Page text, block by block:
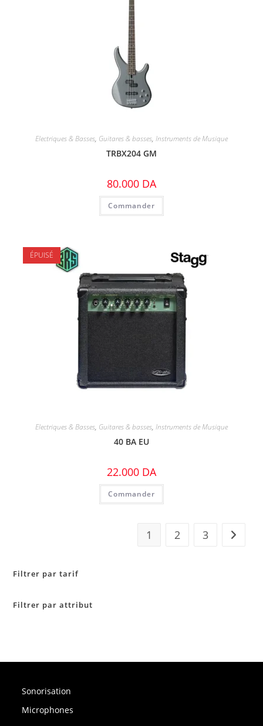
Electriques & Basses, Guitares & basses, Instruments de Musique
TRBX204 GM
80.000 DA
Commander
ÉPUISÉ
Electriques & Basses, Guitares & basses, Instruments de Musique
40 BA EU
22.000 DA
Commander
1 2 3
Filtrer par tarif
Filtrer par attribut
Sonorisation
Microphones